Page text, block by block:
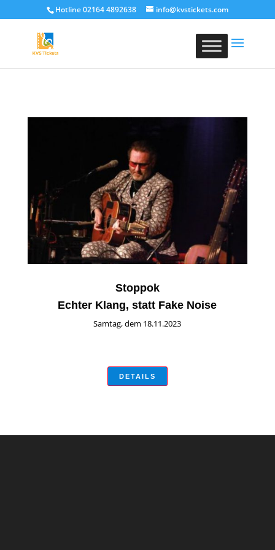
Hotline 02164 4892638 info@kvstickets.com
Stoppok
Echter Klang, statt Fake Noise
Samtag, dem 18.11.2023
DETAILS